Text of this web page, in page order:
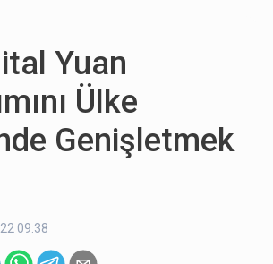
Yuan
Ülke
Genişletmek
09:38